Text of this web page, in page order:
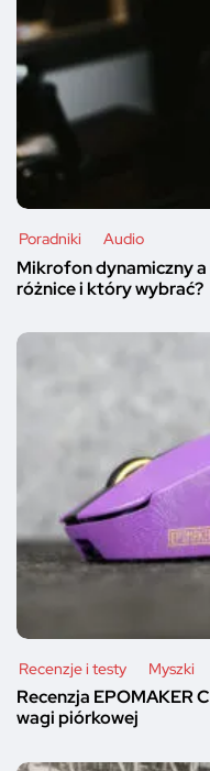
Poradniki Audio
Mikrofon dynamiczny
różnice i który wybrać?
Recenzje i testy Myszki
Recenzja EPOMAKER
wagi piórkowej